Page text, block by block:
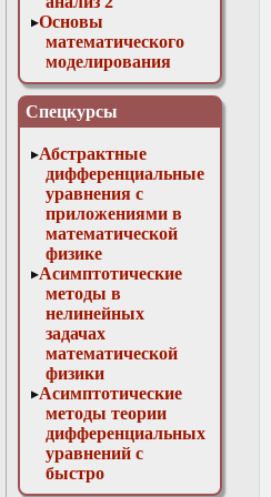
Основы
математического
моделирования
Численные методы
в физике
Спецкурсы
Абстрактные
дифференциальные
уравнения с
приложениями в
математической
физике
Асимптотические
методы в
нелинейных
задачах
математической
физики
Асимптотические
методы теории
дифференциальных
уравнений с
быстро
осциллирующими